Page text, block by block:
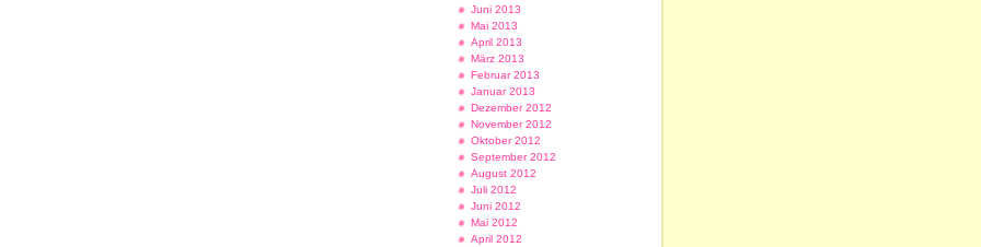
Juni 2013
Mai 2013
April 2013
März 2013
Februar 2013
Januar 2013
Dezember 2012
November 2012
Oktober 2012
September 2012
August 2012
Juli 2012
Juni 2012
Mai 2012
April 2012